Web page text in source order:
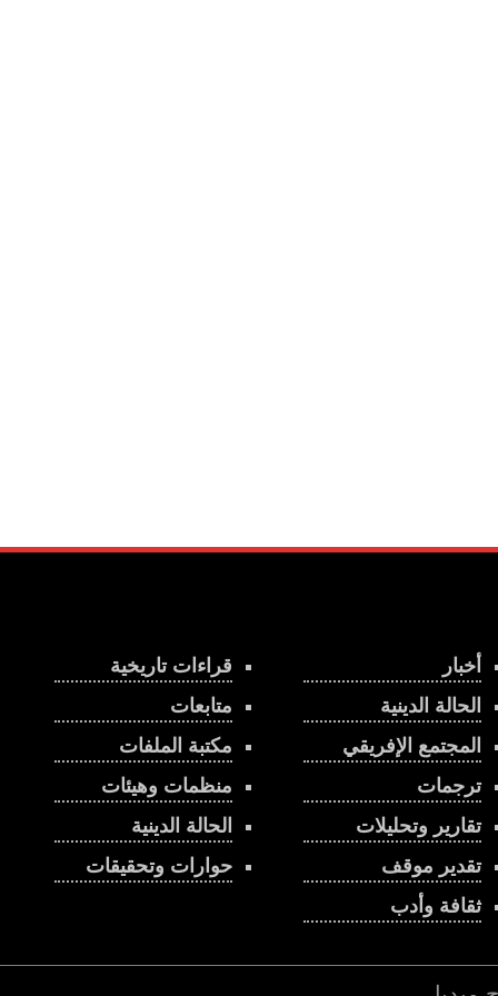
قراءات تاريخية
متابعات
مكتبة الملفات
منظمات وهيئات
الحالة الدينية
حوارات وتحقيقات
أخبار
الحالة الدينية
المجتمع الإفريقي
ترجمات
تقارير وتحليلات
تقدير موقف
ثقافة وأدب